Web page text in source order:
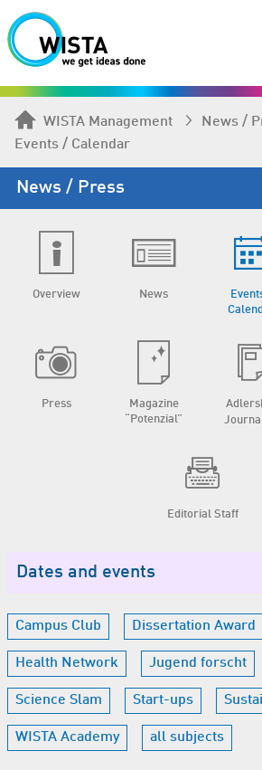
WISTA Management
News /
Events / Calendar
News / Press
Overview News
Press
Magazine
“Potenzial”
Editorial Staff
Dates and events
Campus Club Dissertation Award
Health Network Jugend forscht
Science Slam Start-ups
WISTA Academy all subjects